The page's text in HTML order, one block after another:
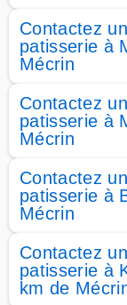
Contactez
patisserie à
Mécrin
Contactez
patisserie à
Mécrin
Contactez
patisserie à
Mécrin
Contactez
patisserie à
km de